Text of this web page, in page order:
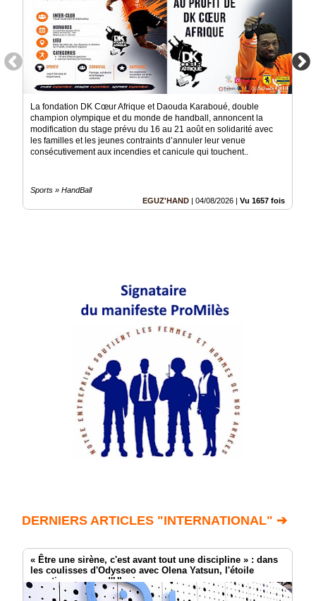
La fondation DK Cœur Afrique et Daouda Karaboué, double
champion olympique et du monde de handball, annoncent la
modification du stage prévu du 16 au 21 août en solidarité avec
les familles et les jeunes contraints d’annuler leur venue
consécutivement aux incendies et canicule qui touchent..
Sports » HandBall
EGUZ'HAND | 04/08/2026 | Vu 1657 fois
DERNIERS ARTICLES "INTERNATIONAL" ➔
« Être une sirène, c'est avant tout une discipline » : dans
les coulisses d'Odysseo avec Olena Yatsun, l'étoile
aquatique venue d'Ukraine